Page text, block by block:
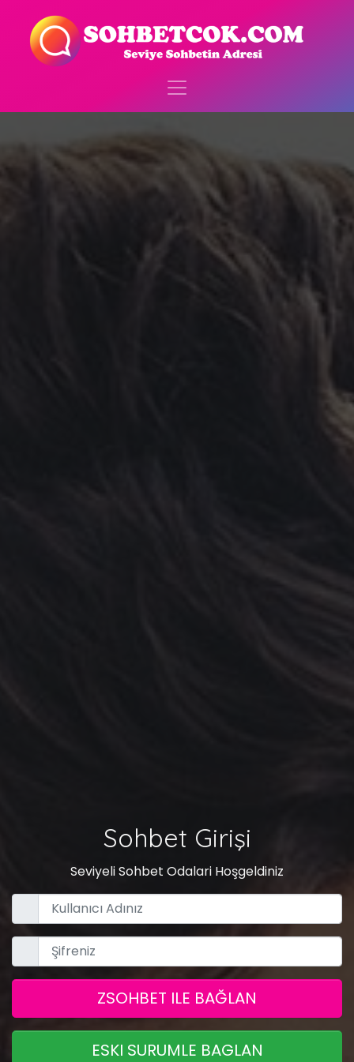
Sohbet Girişi
Seviyeli Sohbet Odalari Hoşgeldiniz
ZSOHBET ILE BAĞLAN
ESKI SURUMLE BAGLAN